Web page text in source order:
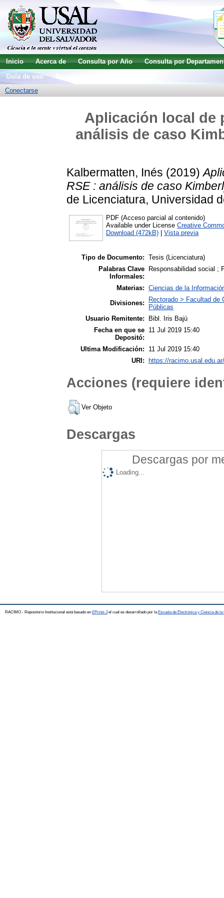
Inicio Acerca de Consulta por Año
Consulta por
Guía de uso
Conectarse
Aplicación local de
análisis de caso
Kalbermatten, Inés (2019)
RSE : análisis de caso
de Licenciatura, Universidad
PDF (Acceso parcial al contenido)
Available under License Creative
Download (472kB)
Vista previa
Tipo de Documento: Tesis (Licenciatura)
Palabras Clave
Informales:
Responsabilidad social ;
Materias: Ciencias de la
Divisiones:
Rectorado > Facultad
Públicas
Usuario Remitente:
Bibl. Iris Bajú
Fecha en que se
Depositó:
11 Jul 2019 15:40
Ultima Modificación:
11 Jul 2019 15:40
URI:
https://
Acciones (requiere
Ver Objeto
Descargas
Descargas por
Loading...
RACIMO - Repositorio Institucional está basado en EPrints 3el cual es desarrollado por la Escuela de Electrónica y Ciencia de la